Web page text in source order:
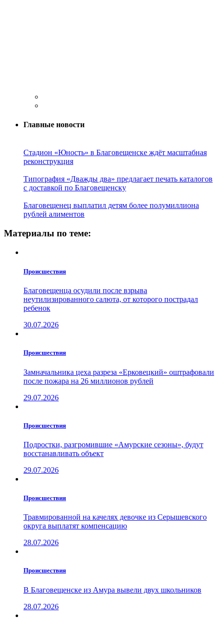
Главные новости
Стадион «Юность» в Благовещенске ждёт масштабная
реконструкция
Типография «Дважды два» предлагает печать каталогов
с доставкой по Благовещенску
Благовещенец выплатил детям более полумиллиона
рублей алиментов
Материалы по теме:
Проиcшествия
Благовещенца осудили после взрыва
неутилизированного салюта, от которого пострадал
ребенок
30.07.2026
Проиcшествия
Замначальника цеха разреза «Ерковецкий» оштрафовали
после пожара на 26 миллионов рублей
29.07.2026
Проиcшествия
Подростки, разгромившие «Амурские сезоны», будут
восстанавливать объект
29.07.2026
Проиcшествия
Травмированной на качелях девочке из Серышевского
округа выплатят компенсацию
28.07.2026
Проиcшествия
В Благовещенске из Амура вывели двух школьников
28.07.2026